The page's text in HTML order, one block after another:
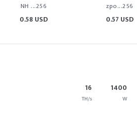
NH ...256
0.58 USD
zpo...256
0.57 USD
16
TH/s
1400
W